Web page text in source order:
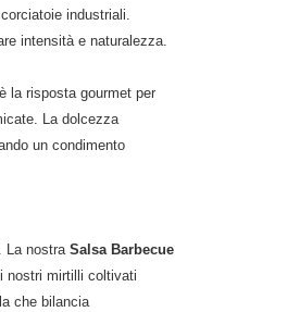
industriali.
intensità e naturalezza.
la risposta gourmet per
La dolcezza
un condimento
La nostraSalsa Barbecue
nostri mirtilli coltivati
che bilancia